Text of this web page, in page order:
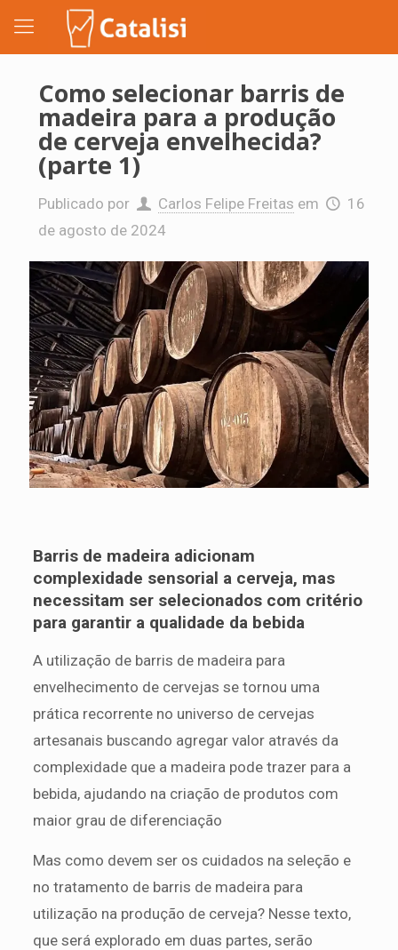
Como selecionar barris de
madeira para a produção
de cerveja envelhecida?
(parte 1)
Publicado por Carlos Felipe Freitas em
16
de agosto de 2024
Barris de madeira adicionam
complexidade sensorial a cerveja, mas
necessitam ser selecionados com critério
para garantir a qualidade da bebida
A utilização de barris de madeira para
envelhecimento de cervejas se tornou uma
prática recorrente no universo de cervejas
artesanais buscando agregar valor através da
complexidade que a madeira pode trazer para a
bebida, ajudando na criação de produtos com
maior grau de diferenciação
Mas como devem ser os cuidados na seleção e
no tratamento de barris de madeira para
utilização na produção de cerveja? Nesse texto,
que será explorado em duas partes, serão